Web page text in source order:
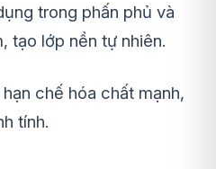
trong phấn phủ và
tạo lớp nền tự nhiên.
chế hóa chất mạnh,
tính.